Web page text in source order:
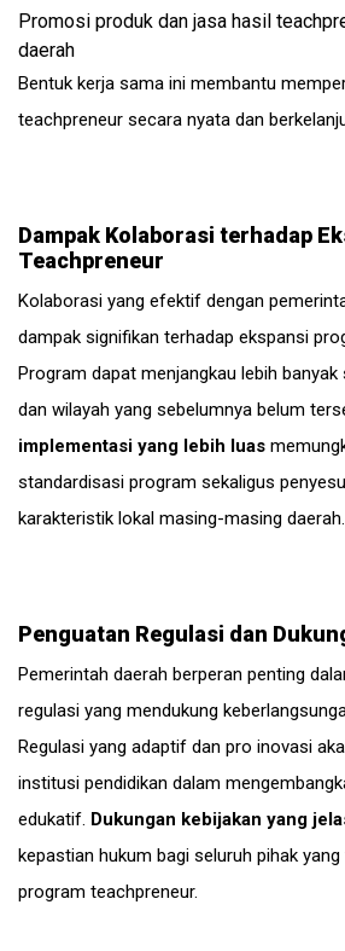
Promosi produk dan jasa hasil
daerah
Bentuk kerja sama ini membantu
teachpreneur secara nyata dan
Dampak Kolaborasi terhadap
Teachpreneur
Kolaborasi yang efektif dengan
dampak signifikan terhadap ekspansi
Program dapat menjangkau lebih
dan wilayah yang sebelumnya belum
implementasi yang lebih luas
standardisasi program sekaligus
karakteristik lokal masing-masing daerah.
Penguatan Regulasi dan
Pemerintah daerah berperan penting
regulasi yang mendukung
Regulasi yang adaptif dan pro inovasi
institusi pendidikan dalam
edukatif. Dukungan kebijakan yang
kepastian hukum bagi seluruh pihak
program teachpreneur.